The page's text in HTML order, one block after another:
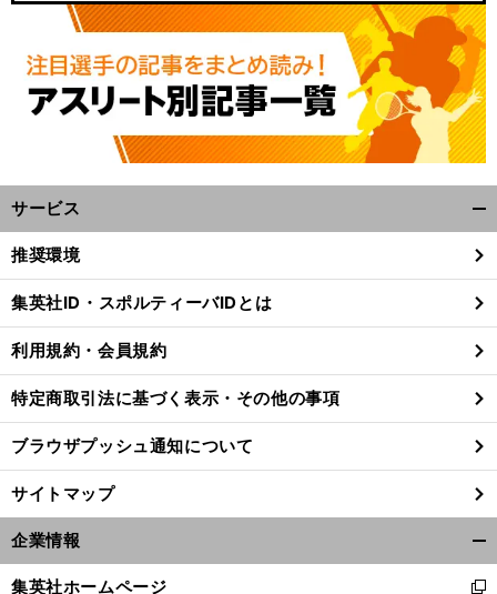
サービス
閉
る
推奨環境
集英社ID・スポルティーバIDとは
利用規約・会員規約
特定商取引法に基づく表示・その他の事項
ブラウザプッシュ通知について
サイトマップ
企業情報
集英社ホームページ